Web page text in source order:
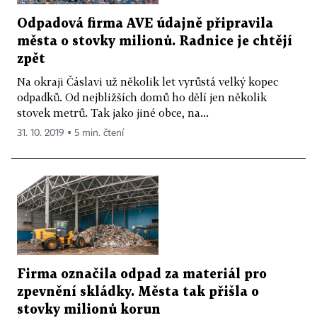
Odpadová firma AVE údajně připravila
města o stovky milionů. Radnice je chtějí
zpět
Na okraji Čáslavi už několik let vyrůstá velký kopec
odpadků. Od nejbližších domů ho dělí jen několik
stovek metrů. Tak jako jiné obce, na...
31. 10. 2019 ▪ 5 min. čtení
Firma označila odpad za materiál pro
zpevnění skládky. Města tak přišla o
stovky milionů korun